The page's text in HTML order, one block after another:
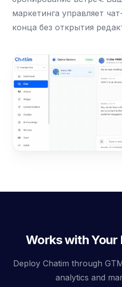
маркетинга управляет
конца без открытия
Works with Your
Deploy Chatim through
analytics and